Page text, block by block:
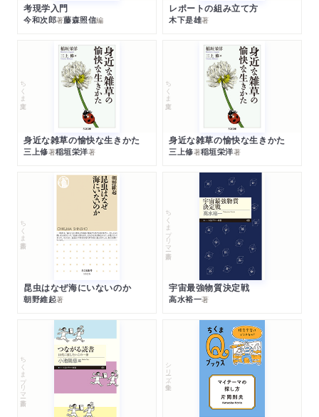
考現学入門
今和次郎著藤森照信編
レポートの組み立て方
木下是雄著
ちくま文庫
身近な雑草の愉快な生きかた
三上修著稲垣栄洋著
ちくま文庫
身近な雑草の愉快な生きかた
三上修著稲垣栄洋著
ちくま新書
昆虫はなぜ海にいないのか
朝野維起著
ちくまプリマー新書
宇宙最強物質決定戦
高水裕一著
ちくまプリマー新書 シリーズ・全集